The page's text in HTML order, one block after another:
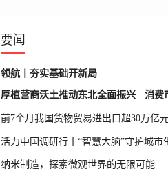
要闻
领航丨夯实基础开新局
厚植营商沃土推动东北全面振兴
消费
前7个月我国货物贸易进出口超30万亿
活力中国调研行丨“智慧大脑”守护城市
纳米制造，探索微观世界的无限可能